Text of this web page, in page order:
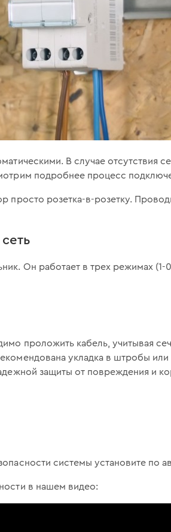
В случае отсутствия
подробнее процесс
просто розетка-в-розетку.
Он работает в трех режимах (1-
проложить кабель, учитывая
укладка в штробы
защиты от повреждения и
системы установите по
в нашем видео: